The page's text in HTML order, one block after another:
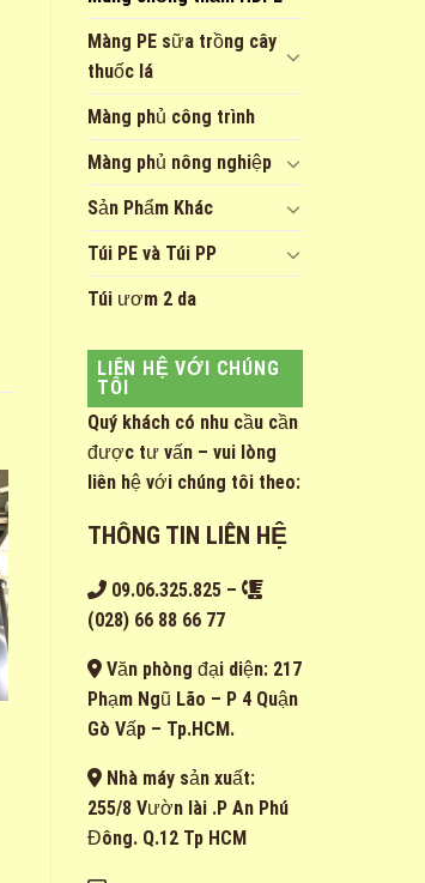
Màng PE sữa trồng cây
thuốc lá
Màng phủ công trình
Màng phủ nông nghiệp
Sản Phẩm Khác
Túi PE và Túi PP
Túi ươm 2 da
LIÊN HỆ VỚI CHÚNG
TÔI
Quý khách có nhu cầu cần
được tư vấn – vui lòng
liên hệ với chúng tôi theo:
THÔNG TIN LIÊN HỆ
09.06.325.825 –
(028) 66 88 66 77
Văn phòng đại diện: 217
Phạm Ngũ Lão – P 4 Quận
Gò Vấp – Tp.HCM.
Nhà máy sản xuất:
255/8 Vườn lài .P An Phú
Đông. Q.12 Tp HCM